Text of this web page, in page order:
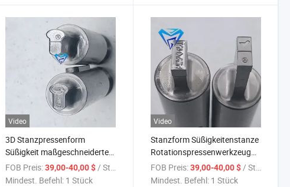
Video
3D Stanzpressenform
Süßigkeit maßgeschneiderte
Logoform Kalzium
Stanzwerkzeug für Zp
FOB Preis: 39,00-40,00 $/ Stück
Mindest. Befehl: 1 Stück
Video
Stanzform Süßigkeitenstanze
Rotationspressenwerkzeug
Zp9/ Zp10/ Zp12/Zp19
Maschinen Metallmaschine
FOB Preis: 39,00-40,00 $/ Stück
Mindest. Befehl: 1 Stück